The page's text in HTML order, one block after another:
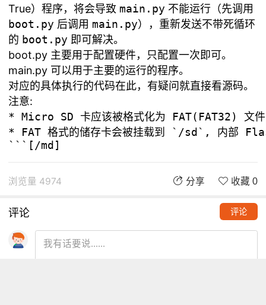
True）程序，将会导致 main.py 不能运行（先调用
boot.py 后调用 main.py），重新发送不带死循环
的 boot.py 即可解决。
boot.py 主要用于配置硬件，只配置一次即可。
main.py 可以用于主要的运行的程序。
对应的具体执行的代码在此，有疑问就直接看源码。
注意:
* Micro SD 卡应该被格式化为 FAT(FAT32) 文件
* FAT 格式的储存卡会被挂载到 `/sd`, 内部
```[/md]
浏览量 4974 分享 收藏 0
评论 评论